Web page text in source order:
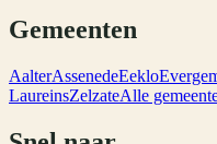
Gemeenten
AalterAssenedeEeklo
LaureinsZelzateAlle